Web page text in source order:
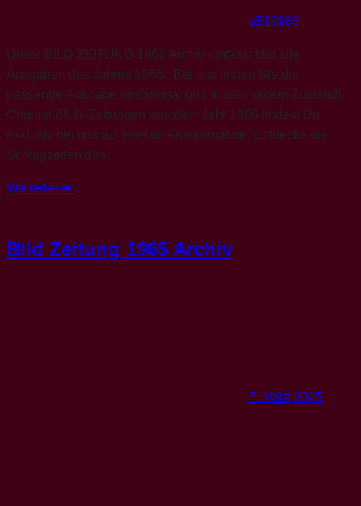
p519963
Unser BILD ZEITUNG 1966 Archiv umfasst fast alle
Ausgaben des Jahres 1966. Bei uns finden Sie die
passende Ausgabe im Original und in sehr gutem Zustand!
Original BILD-Zeitungen aus dem Jahr 1966 findest Du
exklusiv bei uns auf Presse-Antiquariat.de. Entdecke die
Schlagzeilen des
Weiterlesen
Bild Zeitung 1965 Archiv
7. März 2025